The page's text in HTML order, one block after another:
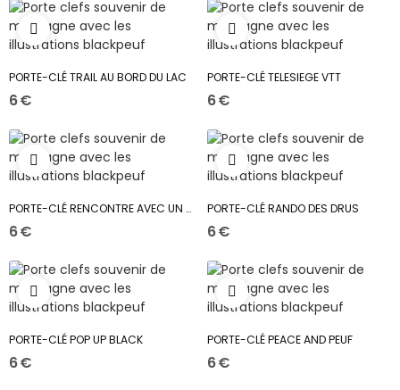
PORTE-CLÉ TRAIL AU BORD DU LAC
6 €
PORTE-CLÉ TELESIEGE VTT
6 €
PORTE-CLÉ RENCONTRE AVEC UN BOUQUETIN
6 €
PORTE-CLÉ RANDO DES DRUS
6 €
PORTE-CLÉ POP UP BLACK
6 €
PORTE-CLÉ PEACE AND PEUF
6 €